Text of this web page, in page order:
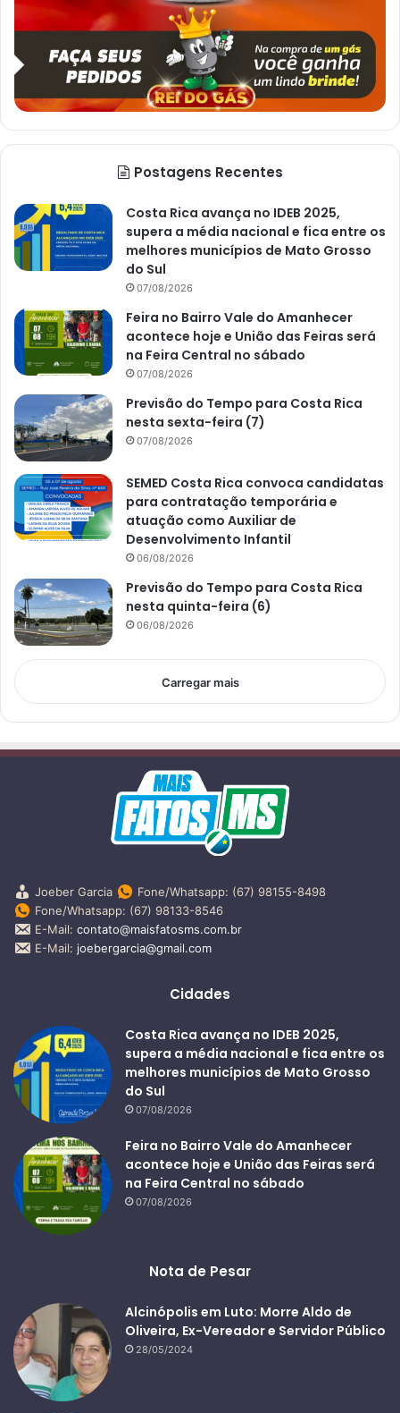
Postagens Recentes
Costa Rica avança no IDEB 2025,
supera a média nacional e fica entre os
melhores municípios de Mato Grosso
do Sul
07/08/2026
Feira no Bairro Vale do Amanhecer
acontece hoje e União das Feiras será
na Feira Central no sábado
07/08/2026
Previsão do Tempo para Costa Rica
nesta sexta-feira (7)
07/08/2026
SEMED Costa Rica convoca candidatas
para contratação temporária e
atuação como Auxiliar de
Desenvolvimento Infantil
06/08/2026
Previsão do Tempo para Costa Rica
nesta quinta-feira (6)
06/08/2026
Carregar mais
Joeber Garcia
Fone/Whatsapp: (67) 98155-8498
Fone/Whatsapp: (67) 98133-8546
E-Mail: contato@maisfatosms.com.br
E-Mail: joebergarcia@gmail.com
Cidades
Costa Rica avança no IDEB 2025,
supera a média nacional e fica entre os
melhores municípios de Mato Grosso
do Sul
07/08/2026
Feira no Bairro Vale do Amanhecer
acontece hoje e União das Feiras será
na Feira Central no sábado
07/08/2026
Nota de Pesar
Alcinópolis em Luto: Morre Aldo de
Oliveira, Ex-Vereador e Servidor Público
28/05/2024